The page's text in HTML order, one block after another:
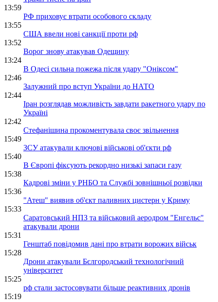
13:59
РФ приховує втрати особового складу
13:55
США ввели нові санкції проти рф
13:52
Ворог знову атакував Одещину
13:24
В Одесі сильна пожежа після удару "Оніксом"
12:46
Залужний про вступ України до НАТО
12:44
Іран розглядав можливість завдати ракетного удару по
Україні
12:42
Стефанішина прокоментувала своє звільнення
15:49
ЗСУ атакували ключові військові об'єкти рф
15:40
В Європі фіксують рекордно низькі запаси газу
15:38
Кадрові зміни у РНБО та Службі зовнішньої розвідки
15:36
"Атеш" виявив об'єкт паливних цистерн у Криму
15:33
Саратовський НПЗ та військовий аеродром "Енгельс"
атакували дрони
15:31
Генштаб повідомив дані про втрати ворожих військ
15:28
Дрони атакували Бєлгородський технологічний
університет
15:25
рф стали застосовувати більше реактивних дронів
15:19